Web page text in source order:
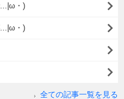
・)
・)
全ての記事一覧を見る